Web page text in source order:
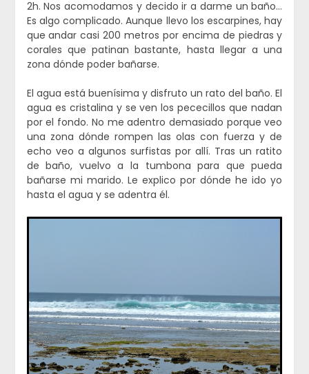
2h. Nos acomodamos y decido ir a darme un baño…
Es algo complicado. Aunque llevo los escarpines, hay
que andar casi 200 metros por encima de piedras y
corales que patinan bastante, hasta llegar a una
zona dónde poder bañarse.
El agua está buenísima y disfruto un rato del baño. El
agua es cristalina y se ven los pececillos que nadan
por el fondo. No me adentro demasiado porque veo
una zona dónde rompen las olas con fuerza y de
echo veo a algunos surfistas por allí. Tras un ratito
de baño, vuelvo a la tumbona para que pueda
bañarse mi marido. Le explico por dónde he ido yo
hasta el agua y se adentra él.